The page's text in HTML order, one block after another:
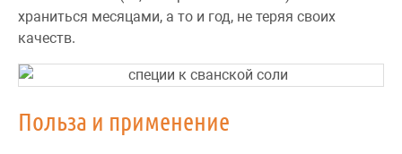
храниться месяцами, а то и год, не теряя своих
качеств.
Польза и применение